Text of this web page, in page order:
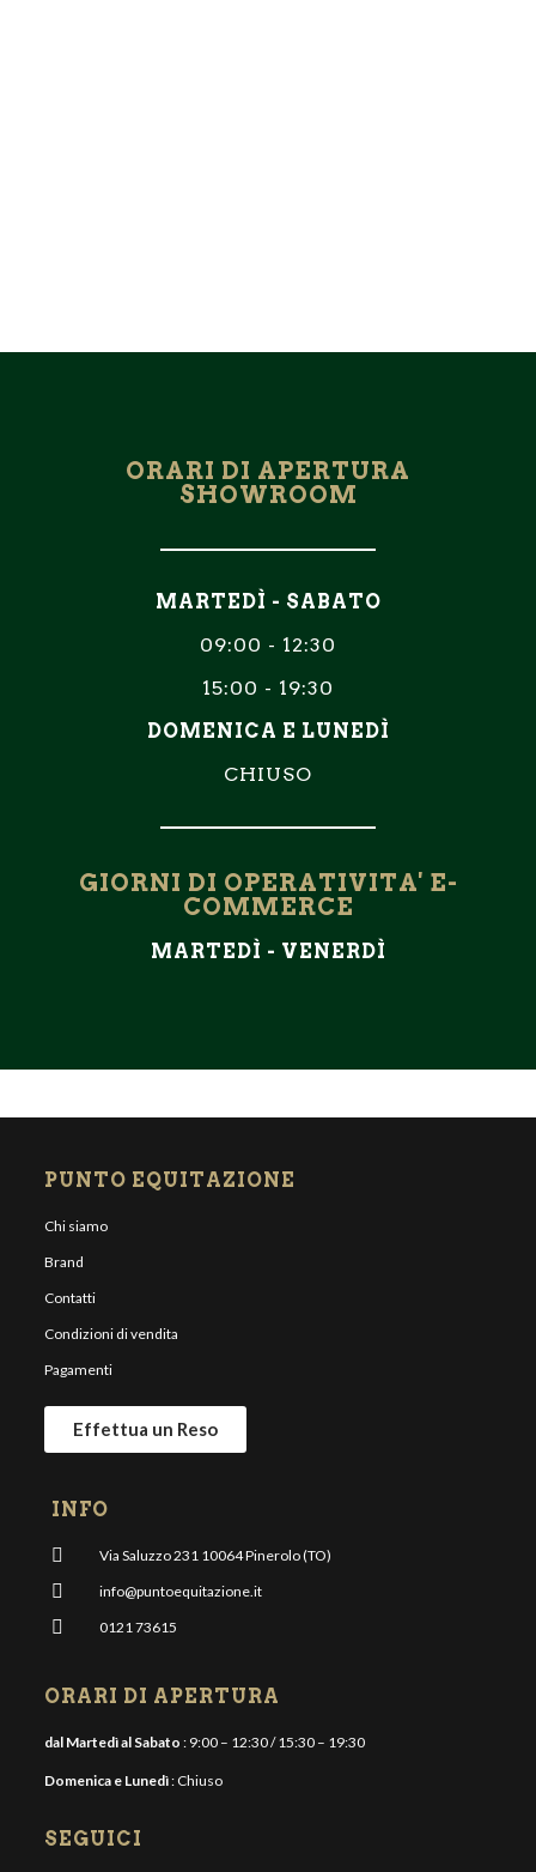
ORARI DI APERTURA
SHOWROOM
MARTEDÌ - SABATO
09:00 - 12:30
15:00 - 19:30
DOMENICA E LUNEDÌ
CHIUSO
GIORNI DI OPERATIVITA' E-
COMMERCE
MARTEDÌ - VENERDÌ
PUNTO EQUITAZIONE
Chi siamo
Brand
Contatti
Condizioni di vendita
Pagamenti
Effettua un Reso
INFO
Via Saluzzo 231 10064 Pinerolo (TO)
info@puntoequitazione.it
0121 73615
ORARI DI APERTURA
dal Martedì al Sabato : 9:00 – 12:30 / 15:30 – 19:30
Domenica e Lunedì: Chiuso
SEGUICI